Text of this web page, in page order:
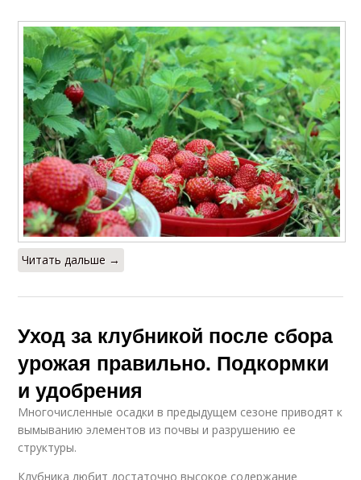
Читать дальше →
Уход за клубникой после сбора
урожая правильно. Подкормки
и удобрения
Многочисленные осадки в предыдущем сезоне приводят к
вымыванию элементов из почвы и разрушению ее
структуры.
Клубника любит достаточно высокое содержание